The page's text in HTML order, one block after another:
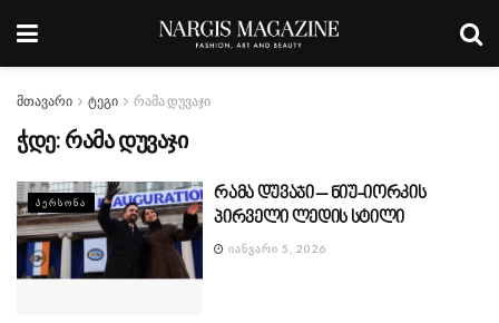
მთავარი ტეგი რამა დუვაჯი
ჭდე: რამა დუვაჯი
ᲞᲔᲠᲡᲝᲜᲐ
რამა დუვაჯი – ნიუ-იორკის
პირველი ლედის სტილი
ᲘᲐᲜᲕᲐᲠᲘ 5, 2026